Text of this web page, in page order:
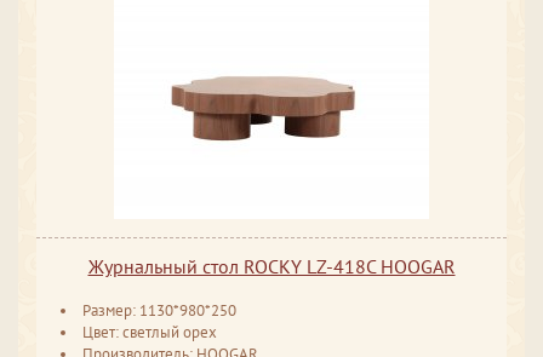
Журнальный стол ROCKY LZ-418C HOOGAR
Размер: 1130*980*250
Цвет: светлый орех